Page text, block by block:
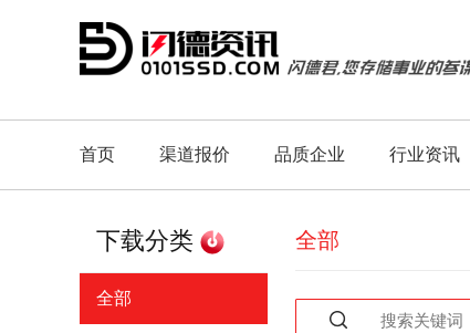
首页 渠道报价 品质企业 行业资讯
下载分类
全部
全部